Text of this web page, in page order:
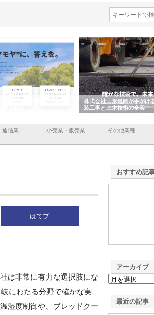
会社ＣＳＡの事業内容と強
株式会社山形道路が手がけ
装工事と土木技術の全容
通信業 小売業・販売業 その他業種
はてブ
は非常に有力な選択肢にな
にわたる分野で確かな実
湿度制御や、ブレッドクー
おすすめ記
アーカイブ
最近の記事